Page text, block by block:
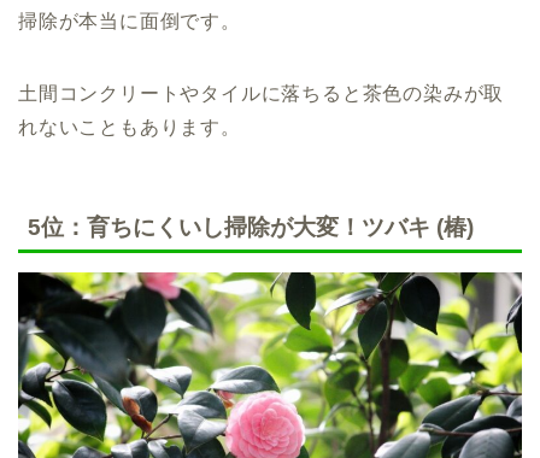
掃除が本当に面倒です。
土間コンクリートやタイルに落ちると茶色の染みが取
れないこともあります。
5位：育ちにくいし掃除が大変！ツバキ (椿)